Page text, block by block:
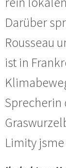
Darüber
Rousseau
ist in
Sprecherin
Limity